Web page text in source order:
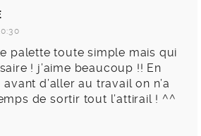
palette toute simple mais qui
! j’aime beaucoup !! En
d’aller au travail on n’a
de sortir tout l’attirail ! ^^